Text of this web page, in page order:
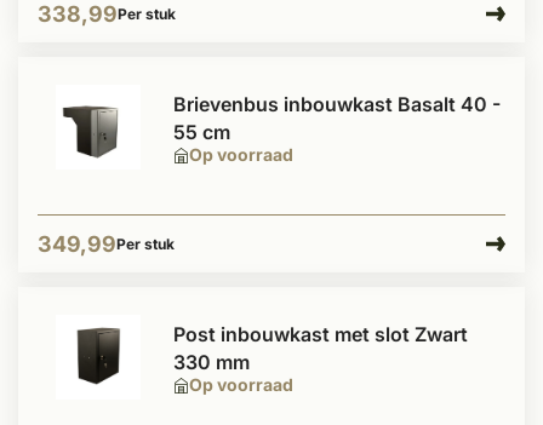
338,99Per stuk
Op voorraad
Brievenbus inbouwkast Basalt 40 -
55 cm
349,99Per stuk
Op voorraad
Post inbouwkast met slot Zwart
330 mm